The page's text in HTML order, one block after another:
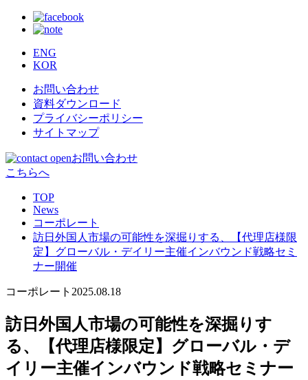
ENG
KOR
お問い合わせ
資料ダウンロード
プライバシーポリシー
サイトマップ
お問い合わせ
こちらへ
TOP
News
コーポレート
訪日外国人市場の可能性を深掘りする、【代理店様限
定】グローバル・デイリー主催インバウンド戦略セミ
ナー開催
コーポレート 2025.08.18
訪日外国人市場の可能性を深掘りす
る、【代理店様限定】グローバル・デ
イリー主催インバウンド戦略セミナー